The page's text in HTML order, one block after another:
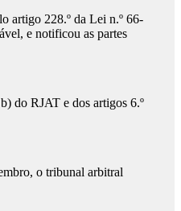
artigo 228.º da Lei n.º 66-
e notificou as partes
do RJAT e dos artigos 6.º
o tribunal arbitral